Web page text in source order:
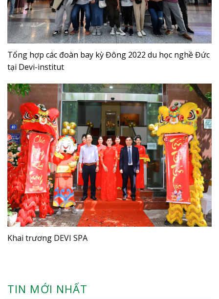
Tổng hợp các đoàn bay kỳ Đông 2022 du học nghề Đức
tại Devi-institut
Khai trương DEVI SPA
TIN MỚI NHẤT